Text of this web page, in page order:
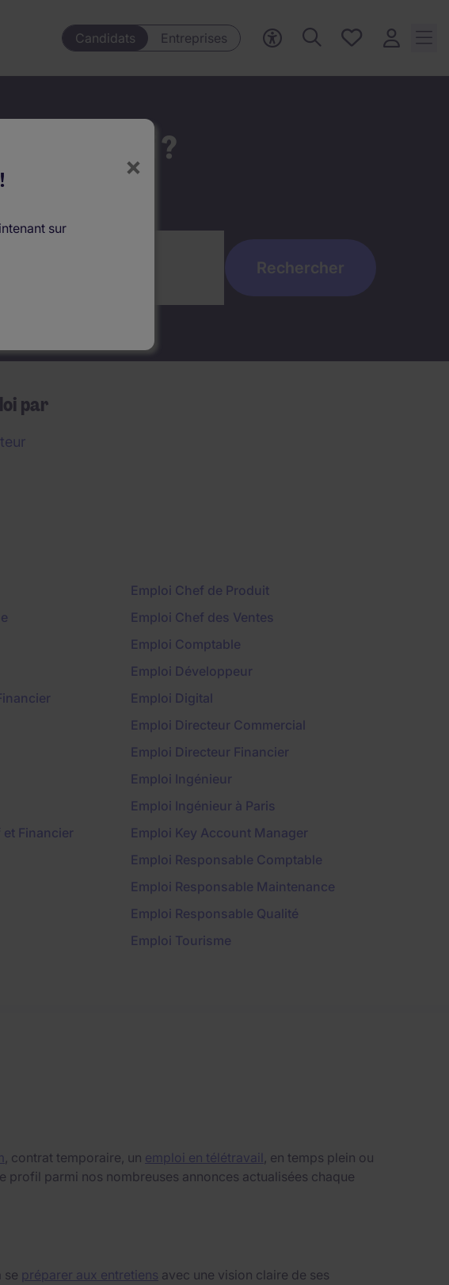
Candidats Entreprises
Mes offres, 0
sauvegardées
ici ?
par
Financier
Emploi Chef de Produit
Emploi Chef des Ventes
Emploi Comptable
Emploi Développeur
Emploi Digital
Emploi Directeur Commercial
Emploi Directeur Financier
Emploi Ingénieur
Emploi Ingénieur à Paris
Emploi Key Account Manager
Emploi Responsable Comptable
Emploi Responsable Maintenance
Emploi Responsable Qualité
Emploi Tourisme
, contrat temporaire, un emploi en télétravail , en temps plein ou
parmi nos nombreuses annonces actualisées chaque
se préparer aux entretiens avec une vision claire de ses
×
sur